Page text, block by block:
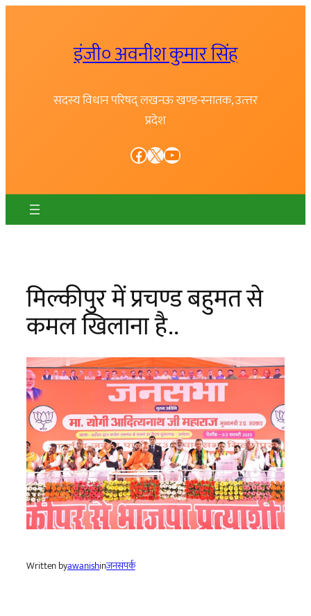
इंजी० अवनीश कुमार सिंह
सदस्य विधान परिषद् लखनऊ खण्ड-स्नातक, उत्त्तर
प्रदेश
Facebook X YouTube
मिल्कीपुर में प्रचण्ड बहुमत से
कमल खिलाना है..
Written byawanishinजनसंपर्क